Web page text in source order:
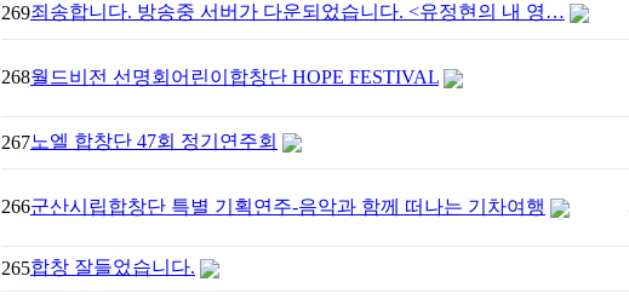
269죄송합니다. 방송중 서버가 다운되었습니다. <유정현의 내 영…
268월드비전 선명회어린이합창단 HOPE FESTIVAL
267노엘 합창단 47회 정기연주회
266군산시립합창단 특별 기획연주-음악과 함께 떠나는 기차여행
265합창 잘들었습니다.